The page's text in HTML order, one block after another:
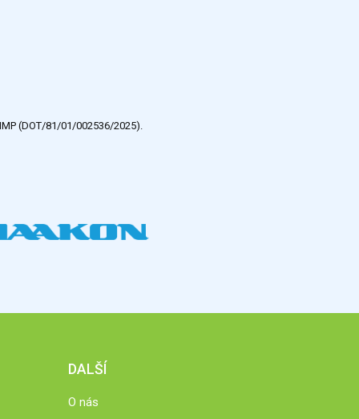
(DOT/81/01/002536/2025).
DALŠÍ
O nás